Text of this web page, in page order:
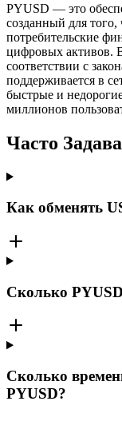
PYUSD — это
созданный для
потребительские
цифровых активов.
соответствии с
поддерживается в
быстрые и
миллионов
Часто
Как обменять
Сколько
Сколько
PYUSD?